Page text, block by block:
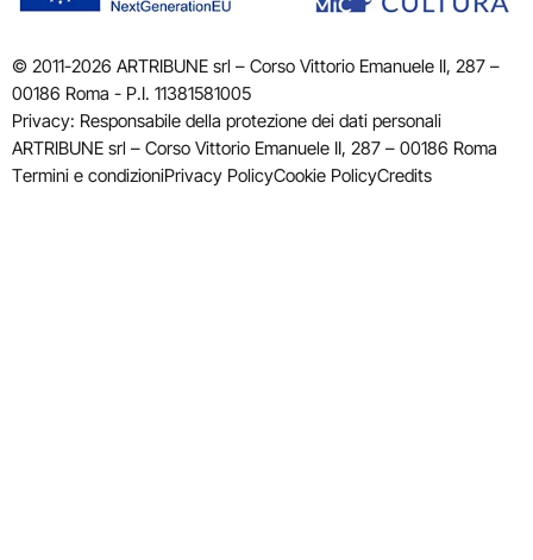
© 2011-2026 ARTRIBUNE srl – Corso Vittorio Emanuele II, 287 –
00186 Roma - P.I. 11381581005
Privacy: Responsabile della protezione dei dati personali
ARTRIBUNE srl – Corso Vittorio Emanuele II, 287 – 00186 Roma
Termini e condizioniPrivacy PolicyCookie PolicyCredits